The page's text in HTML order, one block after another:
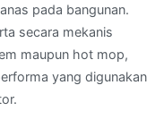
pada bangunan.
secara mekanis
maupun hot mop,
yang digunakan